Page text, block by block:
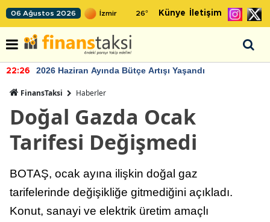
06 Ağustos 2026 26° Künye İletişim
22:26 2026 Haziran Ayında Bütçe Artışı Yaşandı
FinansTaksi Haberler
Doğal Gazda Ocak
Tarifesi Değişmedi
BOTAŞ, ocak ayına ilişkin doğal gaz
tarifelerinde değişikliğe gitmediğini açıkladı.
Konut, sanayi ve elektrik üretim amaçlı